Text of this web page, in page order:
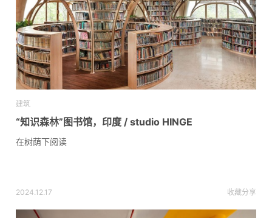
建筑
“知识森林”图书馆，印度 / studio HINGE
在树荫下阅读
2024.12.17 收藏分享